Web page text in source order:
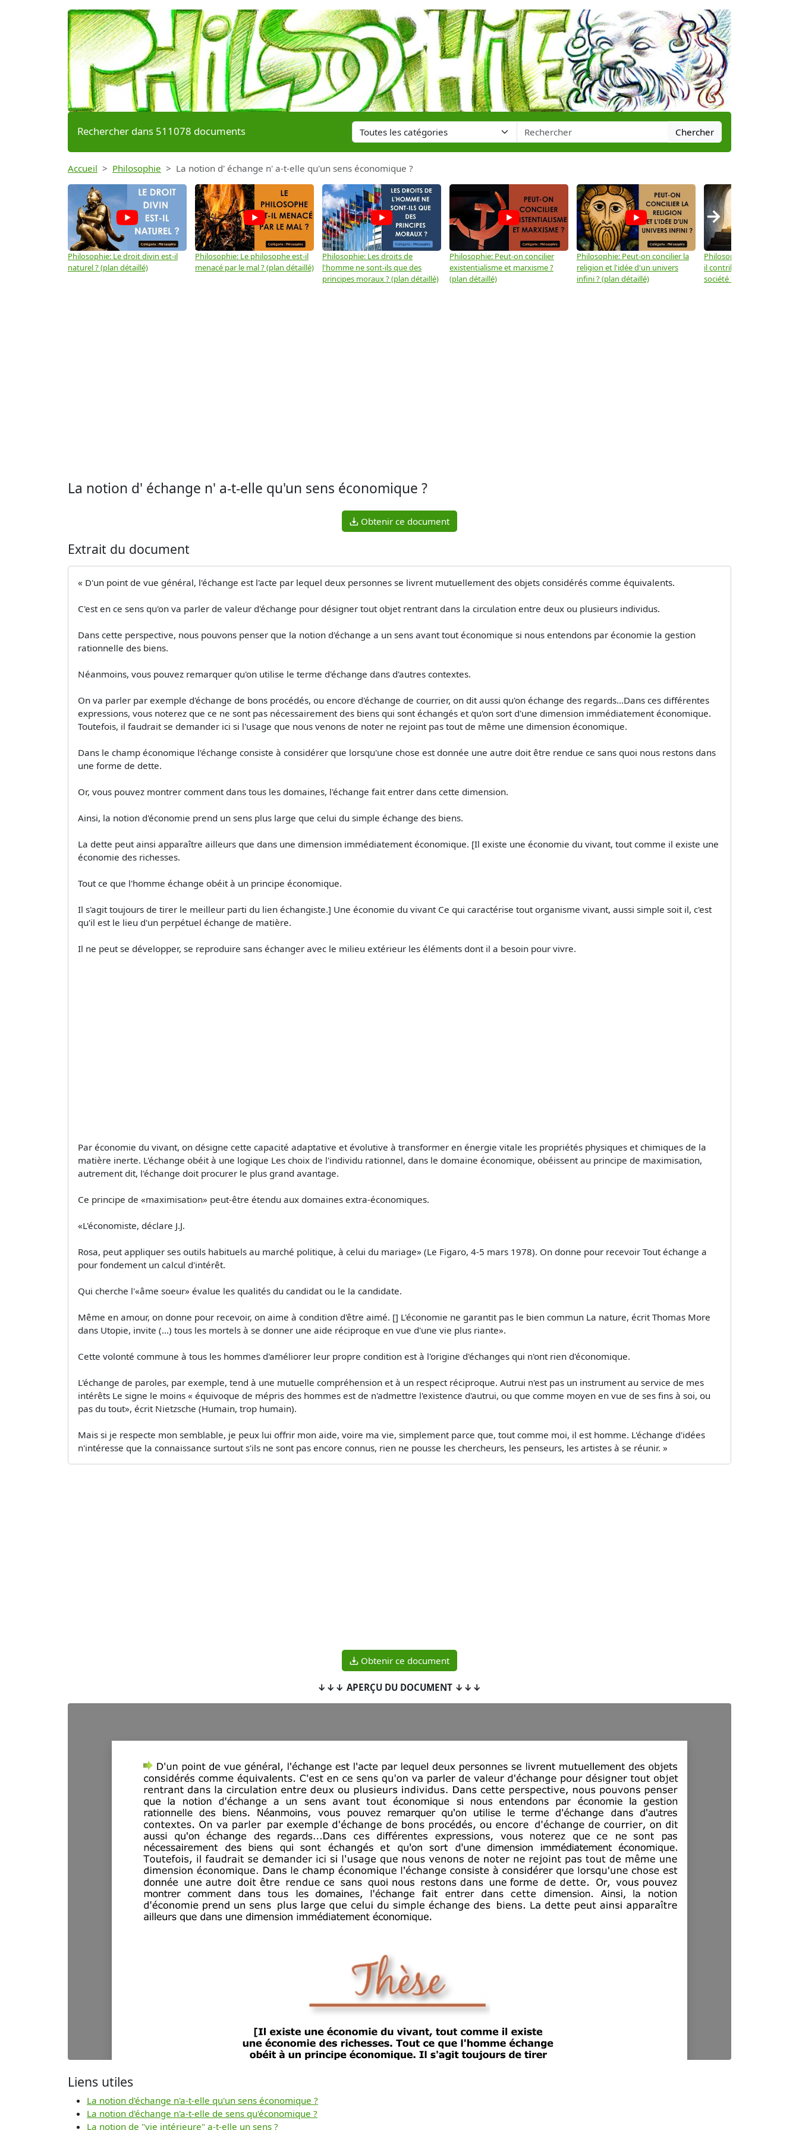
Rechercher dans 511078 documents Chercher
Accueil Philosophie La notion d' échange n' a-t-elle qu'un sens économique ?
Philosophie: Le droit divin est-il
naturel ? (plan détaillé)
Philosophie: Le philosophe est-il
menacé par le mal ? (plan détaillé)
Philosophie: Les droits de
l'homme ne sont-ils que des
principes moraux ? (plan détaillé)
Philosophie: Peut-on concilier
existentialisme et marxisme ?
(plan détaillé)
Philosophie: Peut-on concilier la
religion et l'idée d'un univers
infini ? (plan détaillé)
Philosophie: Le
il contribuer au progrès de
société ? (plan détaillé)
→
La notion d' échange n' a-t-elle qu'un sens économique ?
Obtenir ce document
Extrait du document
« D'un point de vue général, l'échange est l'acte par lequel deux personnes se livrent mutuellement des objets considérés comme équivalents.
C'est en ce sens qu'on va parler de valeur d'échange pour désigner tout objet rentrant dans la circulation entre deux ou plusieurs individus.
Dans cette perspective, nous pouvons penser que la notion d'échange a un sens avant tout économique si nous entendons par économie la gestion
rationnelle des biens.
Néanmoins, vous pouvez remarquer qu'on utilise le terme d'échange dans d'autres contextes.
On va parler par exemple d'échange de bons procédés, ou encore d'échange de courrier, on dit aussi qu'on échange des regards...Dans ces différentes
expressions, vous noterez que ce ne sont pas nécessairement des biens qui sont échangés et qu'on sort d'une dimension immédiatement économique.
Toutefois, il faudrait se demander ici si l'usage que nous venons de noter ne rejoint pas tout de même une dimension économique.
Dans le champ économique l'échange consiste à considérer que lorsqu'une chose est donnée une autre doit être rendue ce sans quoi nous restons dans
une forme de dette.
Or, vous pouvez montrer comment dans tous les domaines, l'échange fait entrer dans cette dimension.
Ainsi, la notion d'économie prend un sens plus large que celui du simple échange des biens.
La dette peut ainsi apparaître ailleurs que dans une dimension immédiatement économique. [Il existe une économie du vivant, tout comme il existe une
économie des richesses.
Tout ce que l'homme échange obéit à un principe économique.
Il s'agit toujours de tirer le meilleur parti du lien échangiste.] Une économie du vivant Ce qui caractérise tout organisme vivant, aussi simple soit il, c'est
qu'il est le lieu d'un perpétuel échange de matière.
Il ne peut se développer, se reproduire sans échanger avec le milieu extérieur les éléments dont il a besoin pour vivre.
Par économie du vivant, on désigne cette capacité adaptative et évolutive à transformer en énergie vitale les propriétés physiques et chimiques de la
matière inerte. L'échange obéit à une logique Les choix de l'individu rationnel, dans le domaine économique, obéissent au principe de maximisation,
autrement dit, l'échange doit procurer le plus grand avantage.
Ce principe de «maximisation» peut-être étendu aux domaines extra-économiques.
«L'économiste, déclare J.J.
Rosa, peut appliquer ses outils habituels au marché politique, à celui du mariage» (Le Figaro, 4-5 mars 1978). On donne pour recevoir Tout échange a
pour fondement un calcul d'intérêt.
Qui cherche l'«âme soeur» évalue les qualités du candidat ou le la candidate.
Même en amour, on donne pour recevoir, on aime à condition d'être aimé. [] L'économie ne garantit pas le bien commun La nature, écrit Thomas More
dans Utopie, invite (...) tous les mortels à se donner une aide réciproque en vue d'une vie plus riante».
Cette volonté commune à tous les hommes d'améliorer leur propre condition est à l'origine d'échanges qui n'ont rien d'économique.
L'échange de paroles, par exemple, tend à une mutuelle compréhension et à un respect réciproque. Autrui n'est pas un instrument au service de mes
intérêts Le signe le moins « équivoque de mépris des hommes est de n'admettre l'existence d'autrui, ou que comme moyen en vue de ses fins à soi, ou
pas du tout», écrit Nietzsche (Humain, trop humain).
Mais si je respecte mon semblable, je peux lui offrir mon aide, voire ma vie, simplement parce que, tout comme moi, il est homme. L'échange d'idées
n'intéresse que la connaissance surtout s'ils ne sont pas encore connus, rien ne pousse les chercheurs, les penseurs, les artistes à se réunir. »
Obtenir ce document
↓↓↓ APERÇU DU DOCUMENT ↓↓↓
Liens utiles
La notion d'échange n'a-t-elle qu'un sens économique ?
La notion d'échange n'a-t-elle de sens qu'économique ?
La notion de "vie intérieure" a-t-elle un sens ?